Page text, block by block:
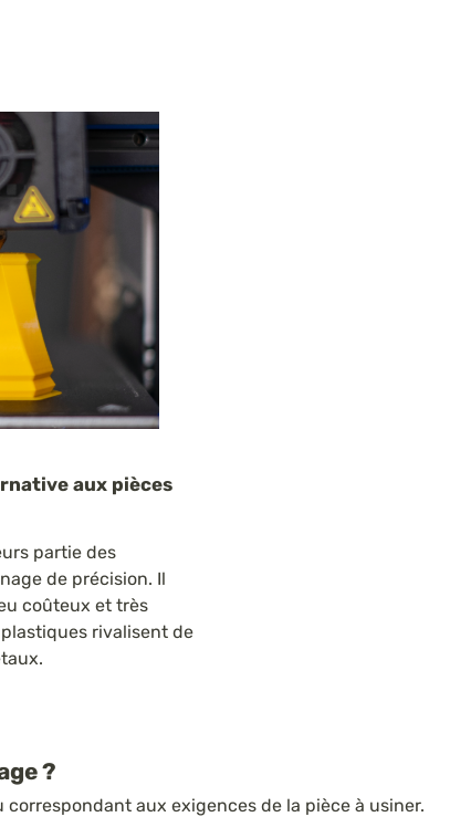
aux pièces
partie des
de précision. Il
coûteux et très
rivalisent de
?
aux exigences de la pièce à usiner.